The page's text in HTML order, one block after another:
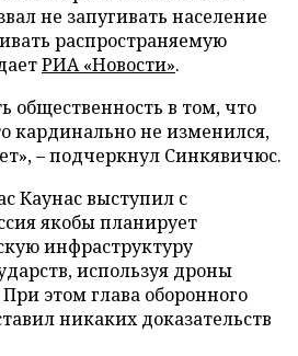
не запугивать население
распространяемую
РИА «Новости».
общественность в том, что
кардинально не изменился,
– подчеркнул Синкявичюс.
Каунас выступил с
якобы планирует
инфраструктуру
используя дроны
этом глава оборонного
никаких доказательств